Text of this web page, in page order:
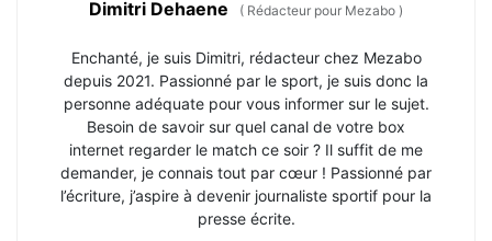
Dimitri Dehaene ( Rédacteur pour Mezabo )
Enchanté, je suis Dimitri, rédacteur chez Mezabo
depuis 2021. Passionné par le sport, je suis donc la
personne adéquate pour vous informer sur le sujet.
Besoin de savoir sur quel canal de votre box
internet regarder le match ce soir ? Il suffit de me
demander, je connais tout par cœur ! Passionné par
l’écriture, j’aspire à devenir journaliste sportif pour la
presse écrite.